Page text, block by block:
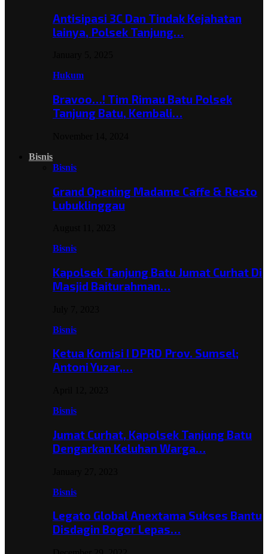
Antisipasi 3C Dan Tindak Kejahatan
lainya, Polsek Tanjung…
Hukum
Bravoo…! Tim Rimau Batu Polsek
Tanjung Batu, Kembali…
Bisnis
Bisnis
Grand Opening Madame Caffe & Resto
Lubuklinggau
Bisnis
Kapolsek Tanjung Batu Jumat Curhat Di
Masjid Baiturahman…
Bisnis
Ketua Komisi I DPRD Prov. Sumsel;
Antoni Yuzar,…
Bisnis
Jumat Curhat, Kapolsek Tanjung Batu
Dengarkan Keluhan Warga…
Bisnis
Legato Global Anextama Sukses Bantu
Disdagin Bogor Lepas…